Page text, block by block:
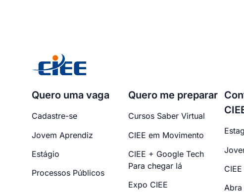
Quero uma vaga
Cadastre-se
Jovem Aprendiz
Estágio
Processos Públicos
Quero me preparar
Cursos Saber Virtual
CIEE em Movimento
CIEE + Google Tech
Para chegar lá
Expo CIEE
Abra